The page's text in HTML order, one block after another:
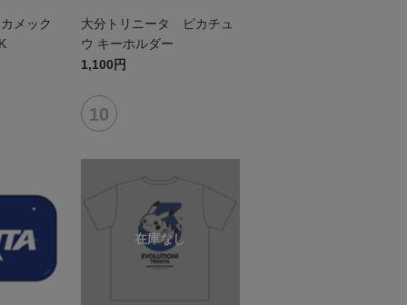
メック
大分トリニータ ピカチュ
ウ キーホルダー
1,100円